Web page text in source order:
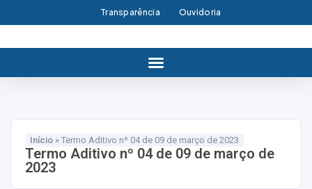
Transparência Ouvidoria
Início » Termo Aditivo nº 04 de 09 de março de 2023
Termo Aditivo nº 04 de 09 de março de
2023